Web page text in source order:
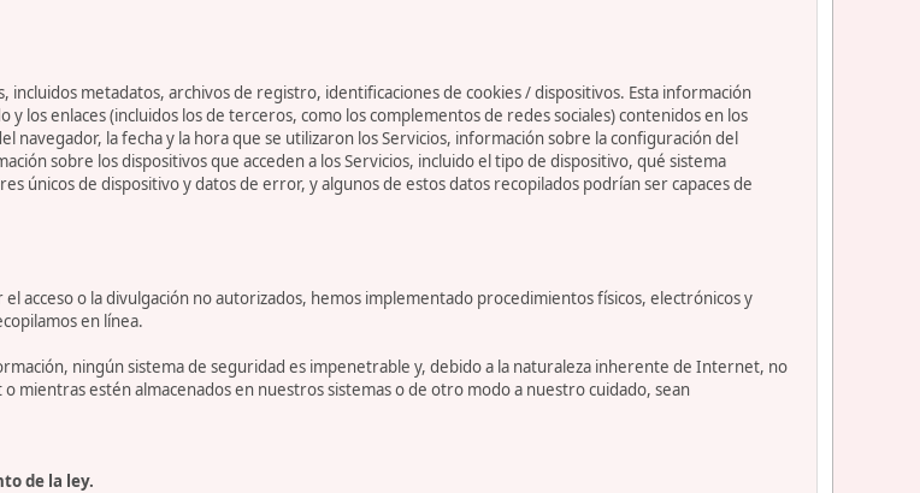
metadatos, archivos de registro, identificaciones de cookies / dispositivos. Esta información
los enlaces (incluidos los de terceros, como los complementos de redes sociales) contenidos en los
la fecha y la hora que se utilizaron los Servicios, información sobre la configuración del
sobre los dispositivos que acceden a los Servicios, incluido el tipo de dispositivo, qué sistema
únicos de dispositivo y datos de error, y algunos de estos datos recopilados podrían ser capaces de
acceso o la divulgación no autorizados, hemos implementado procedimientos físicos, electrónicos y
en línea.
ningún sistema de seguridad es impenetrable y, debido a la naturaleza inherente de Internet, no
estén almacenados en nuestros sistemas o de otro modo a nuestro cuidado, sean
de la ley.